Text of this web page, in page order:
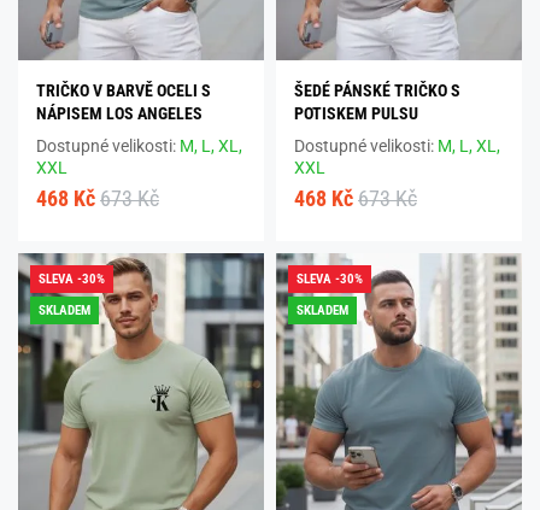
TRIČKO V BARVĚ OCELI S
NÁPISEM LOS ANGELES
Dostupné velikosti: M, L,XL,
XXL
468 Kč 673 Kč
ŠEDÉ PÁNSKÉ TRIČKO S
POTISKEM PULSU
Dostupné velikosti: M, L,XL,
XXL
468 Kč 673 Kč
SLEVA -30%
SKLADEM
SLEVA -30%
SKLADEM